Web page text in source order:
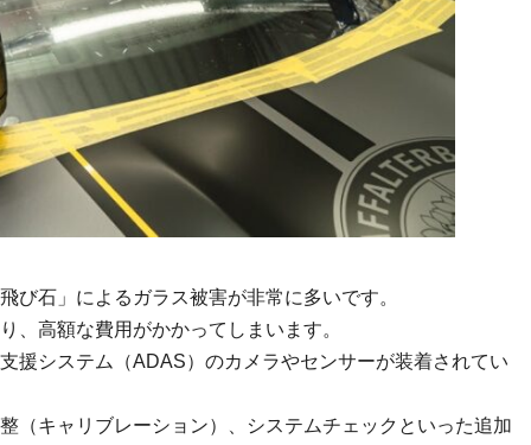
び石」によるガラス被害が非常に多いです。
、高額な費用がかかってしまいます。
援システム（ADAS）のカメラやセンサーが装着されてい
（キャリブレーション）、システムチェックといった追加